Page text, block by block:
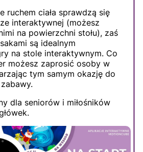
ruchem ciała sprawdzą się
interaktywnej (możesz
na powierzchni stołu), zaś
są idealnym
na stole interaktywnym. Co
możesz zaprosić osoby w
tym samym okazję do
dla seniorów i miłośników